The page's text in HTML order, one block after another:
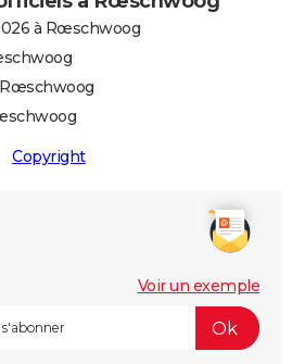
à Rœschwoog
Copyright
Voir un exemple